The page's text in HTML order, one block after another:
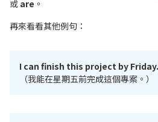
或 are 。
再來看看其他例句：
I can finish this project by Friday.
（我能在星期五前完成這個專案。）